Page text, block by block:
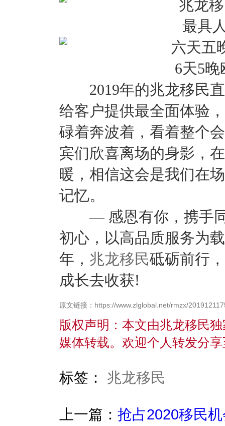
最具
6天5
2019年的兆龙移民直
给客户提供最全面体验
碌着奔波着，看着整个
宾们欣喜离场的身影，
暖，相信这会是我们在
记忆。
— 感恩有你，携手同
初心，以高品质服务为
年， 兆龙移民砥砺前行
成长去收获!
原文链接：https://www.zlglobal.net/rmzx/
版权声明：本文由兆龙移民
媒体转载。欢迎个人转发分
标签： 兆龙移民
上一篇： 抢占2020移民